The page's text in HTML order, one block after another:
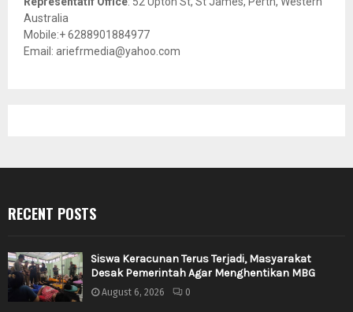
Australia
Mobile:+ 6288901884977
Email: ariefrmedia@yahoo.com
RECENT POSTS
Siswa Keracunan Terus Terjadi, Masyarakat
Desak Pemerintah Agar Menghentikan MBG
August 6, 2026 0